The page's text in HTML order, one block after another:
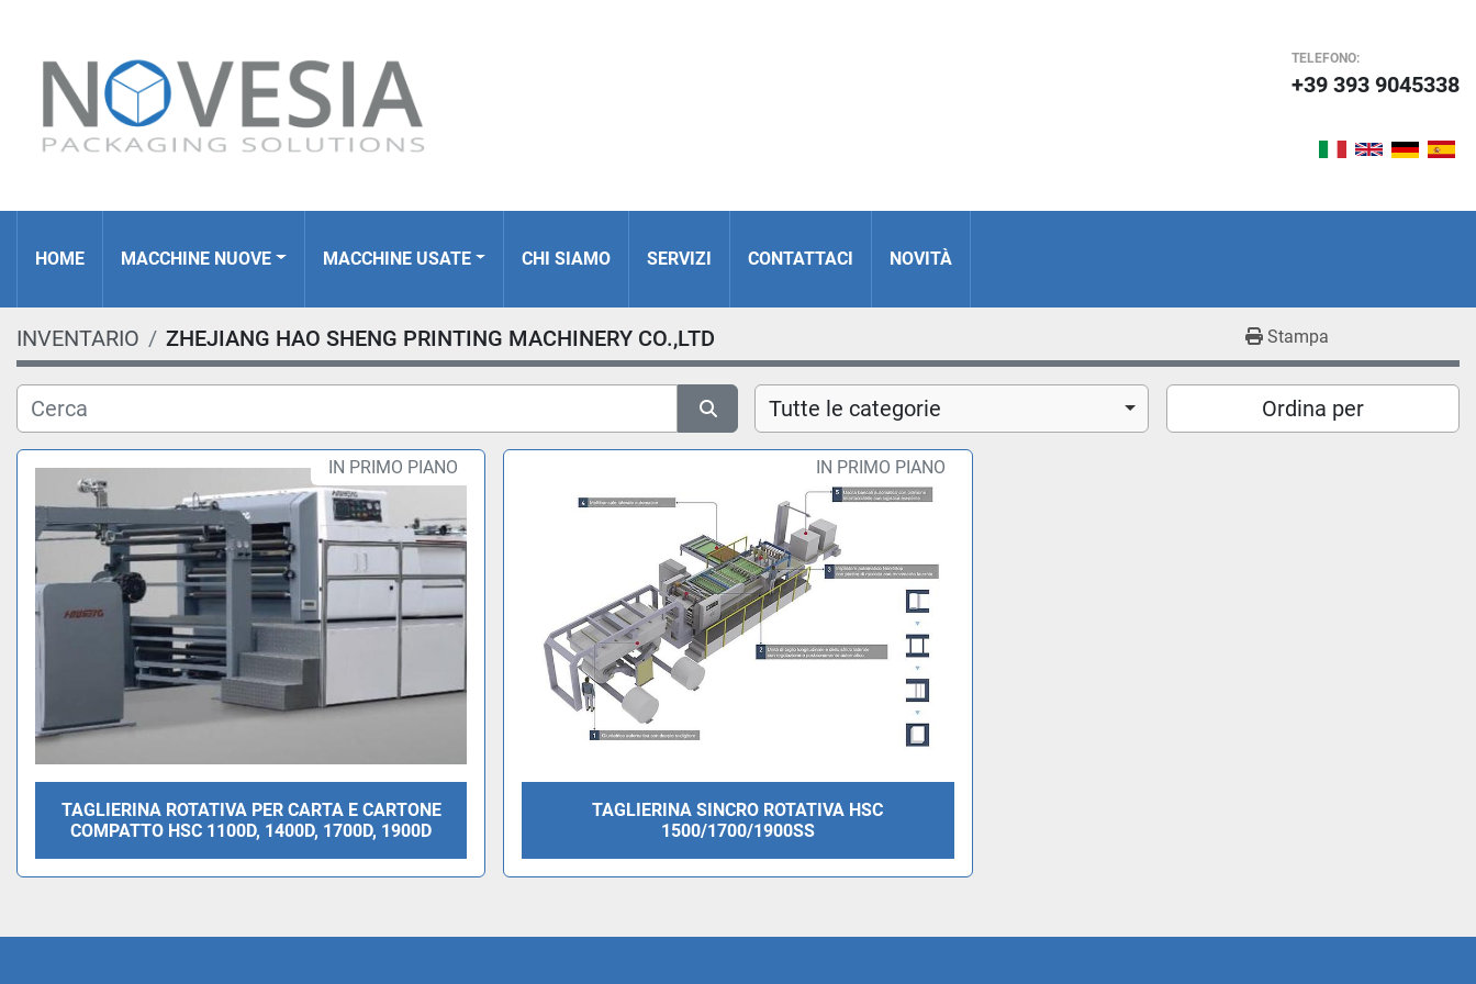
TELEFONO:
+39 393 9045338
HOME MACCHINE NUOVE MACCHINE USATE CHI SIAMO SERVIZI CONTATTACI NOVITÀ
INVENTARIO ZHEJIANG HAO SHENG PRINTING MACHINERY CO.,LTD Stampa
Tutte le categorie Ordina per
IN PRIMO PIANO
TAGLIERINA ROTATIVA PER CARTA E CARTONE
COMPATTO HSC 1100D, 1400D, 1700D, 1900D
IN PRIMO PIANO
TAGLIERINA SINCRO ROTATIVA HSC
1500/1700/1900SS